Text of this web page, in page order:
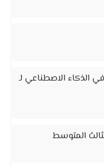
الذكاء الاصطناعي لـ
المتوسط